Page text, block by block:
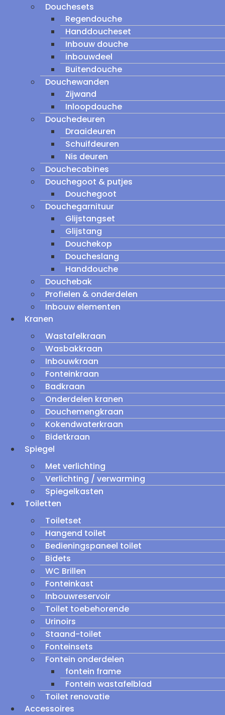
Douchesets
Regendouche
Handdoucheset
Inbouw douche
inbouwdeel
Buitendouche
Douchewanden
Zijwand
Inloopdouche
Douchedeuren
Draaideuren
Schuifdeuren
Nis deuren
Douchecabines
Douchegoot & putjes
Douchegoot
Douchegarnituur
Glijstangset
Glijstang
Douchekop
Doucheslang
Handdouche
Douchebak
Profielen & onderdelen
Inbouw elementen
Kranen
Wastafelkraan
Wasbakkraan
Inbouwkraan
Fonteinkraan
Badkraan
Onderdelen kranen
Douchemengkraan
Kokendwaterkraan
Bidetkraan
Spiegel
Met verlichting
Verlichting / verwarming
Spiegelkasten
Toiletten
Toiletset
Hangend toilet
Bedieningspaneel toilet
Bidets
WC Brillen
Fonteinkast
Inbouwreservoir
Toilet toebehorende
Urinoirs
Staand-toilet
Fonteinsets
Fontein onderdelen
fontein frame
Fontein wastafelblad
Toilet renovatie
Accessoires